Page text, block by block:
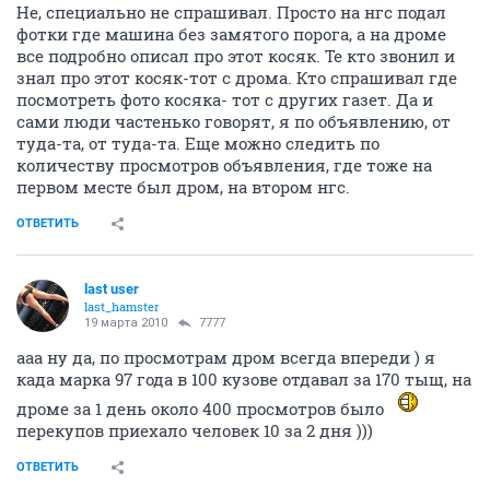
Не, специально не спрашивал. Просто на нгс подал
фотки где машина без замятого порога, а на дроме
все подробно описал про этот косяк. Те кто звонил и
знал про этот косяк-тот с дрома. Кто спрашивал где
посмотреть фото косяка- тот с других газет. Да и
сами люди частенько говорят, я по объявлению, от
туда-та, от туда-та. Еще можно следить по
количеству просмотров объявления, где тоже на
первом месте был дром, на втором нгс.
ОТВЕТИТЬ
last user
last_hamster
19 марта 2010 7777
ааа ну да, по просмотрам дром всегда впереди ) я
када марка 97 года в 100 кузове отдавал за 170 тыщ, на
дроме за 1 день около 400 просмотров было
перекупов приехало человек 10 за 2 дня )))
ОТВЕТИТЬ